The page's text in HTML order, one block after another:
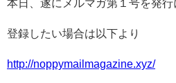
本日、遂にメルマガ第１号を発行
登録したい場合は以下より
http://noppymailmagazine.xyz/